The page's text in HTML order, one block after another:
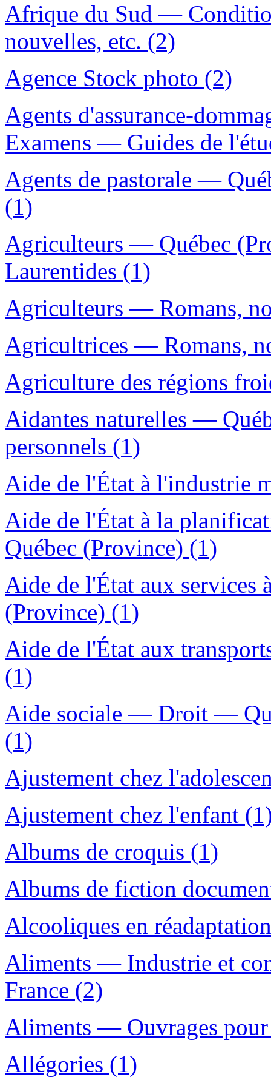
Afrique du Sud —
nouvelles, etc. (2)
Agence Stock photo (2)
Agents d'assurance-
Examens — Guides de
Agents de pastorale —
(1)
Agriculteurs — Québec
Laurentides (1)
Agriculteurs — Romans,
Agricultrices — Romans,
Agriculture des régions
Aidantes naturelles —
personnels (1)
Aide de l'État à l'industrie
Aide de l'État à la
Québec (Province) (1)
Aide de l'État aux services
(Province) (1)
Aide de l'État aux
(1)
Aide sociale — Droit —
(1)
Ajustement chez
Ajustement chez l'enfant
Albums de croquis (1)
Albums de fiction
Alcooliques en
Aliments — Industrie et
France (2)
Aliments — Ouvrages pour
Allégories (1)